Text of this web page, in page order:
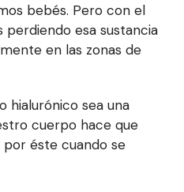
bebés. Pero con el
perdiendo esa sustancia
en las zonas de
hialurónico sea una
cuerpo hace que
éste cuando se